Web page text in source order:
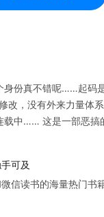
份真不错呢……起码
，没有外来力量体
中…… 这是一部恶搞
可及
信读书的海量热门书